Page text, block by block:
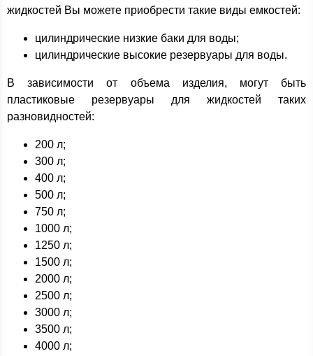
жидкостей Вы можете приобрести такие виды емкостей:
цилиндрические низкие баки для воды;
цилиндрические высокие резервуары для воды.
В зависимости от объема изделия, могут быть
пластиковые резервуары для жидкостей таких
разновидностей:
200 л;
300 л;
400 л;
500 л;
750 л;
1000 л;
1250 л;
1500 л;
2000 л;
2500 л;
3000 л;
3500 л;
4000 л;